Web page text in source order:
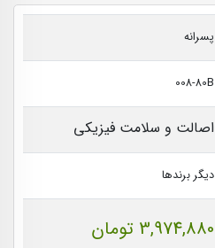
پسرانه
008-80B
اصالت و سلامت فیزیکی
دیگر برندها
3,974,880 تومان